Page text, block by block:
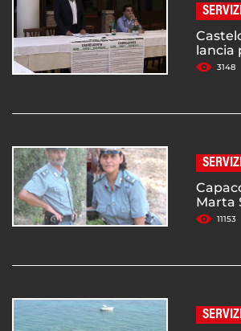
lancia
3148
Marta
11153